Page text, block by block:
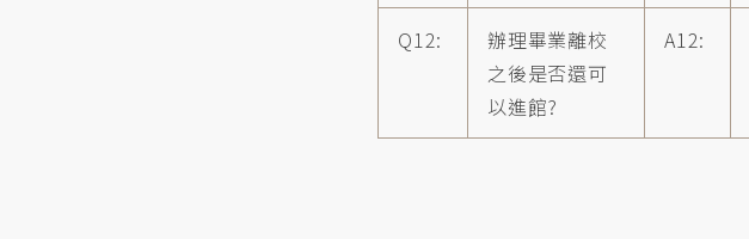
Q12:
辦理畢業離校
之後是否還可
以進館?
A12: